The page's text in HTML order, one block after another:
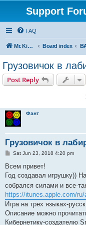
Support
FAQ
Mr. Kibernetik software Board index
Грузовичок в
Post Reply
Фант
Грузовичок в
P
s
Sat Jun 23, 2018 4:20 pm
Всем привет!
Год создавал игрушку))
собрался силами и все-
https://itunes.apple.com/
Игра на трех языках-
Описание можно
Кибернетику-создателю